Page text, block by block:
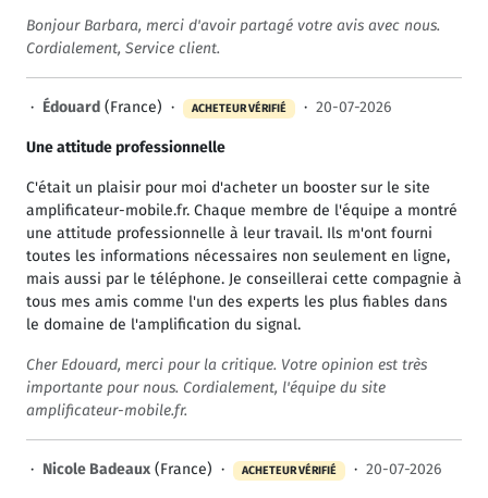
Bonjour Barbara, merci d'avoir partagé votre avis avec nous.
Cordialement, Service client.
· Édouard (France) · ACHETEUR VÉRIFIÉ · 20-07-2026
Une attitude professionnelle
C'était un plaisir pour moi d'acheter un booster sur le site
amplificateur-mobile.fr. Chaque membre de l'équipe a montré
une attitude professionnelle à leur travail. Ils m'ont fourni
toutes les informations nécessaires non seulement en ligne,
mais aussi par le téléphone. Je conseillerai cette compagnie à
tous mes amis comme l'un des experts les plus fiables dans
le domaine de l'amplification du signal.
Cher Edouard, merci pour la critique. Votre opinion est très
importante pour nous. Cordialement, l'équipe du site
amplificateur-mobile.fr.
· Nicole Badeaux (France) · ACHETEUR VÉRIFIÉ · 20-07-2026